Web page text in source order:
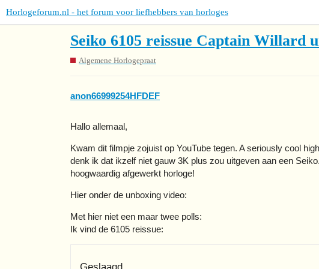
Horlogeforum.nl - het forum voor liefhebbers van horloges
Seiko 6105 reissue Captain Willard
Algemene Horlogepraat
anon66999254HFDEF
Hallo allemaal,
Kwam dit filmpje zojuist op YouTube tegen. A seriously cool
denk ik dat ikzelf niet gauw 3K plus zou uitgeven aan een
hoogwaardig afgewerkt horloge!
Hier onder de unboxing video:
Met hier niet een maar twee polls:
Ik vind de 6105 reissue:
Geslaagd